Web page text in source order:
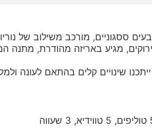
ססגוניים, מורכב משילוב של
ירוקים, מגיע באריזה מהודרת, מתנה
שינויים קלים בהתאם לעונה